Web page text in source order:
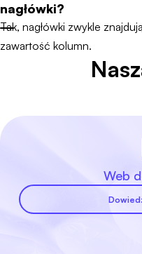
nagłówki?
Tak, nagłówki zwykle
zawartość kolumn.
Web